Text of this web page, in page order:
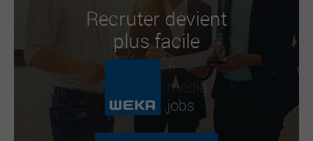
Recruter devient
plus facile